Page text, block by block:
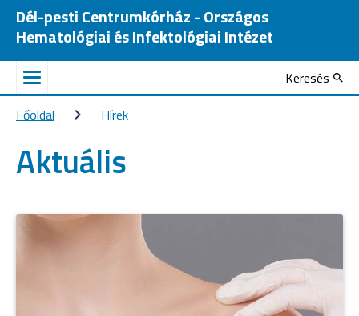
Dél-pesti Centrumkórház - Országos
Hematológiai és Infektológiai Intézet
Keresés
Főoldal
Hírek
Aktuális